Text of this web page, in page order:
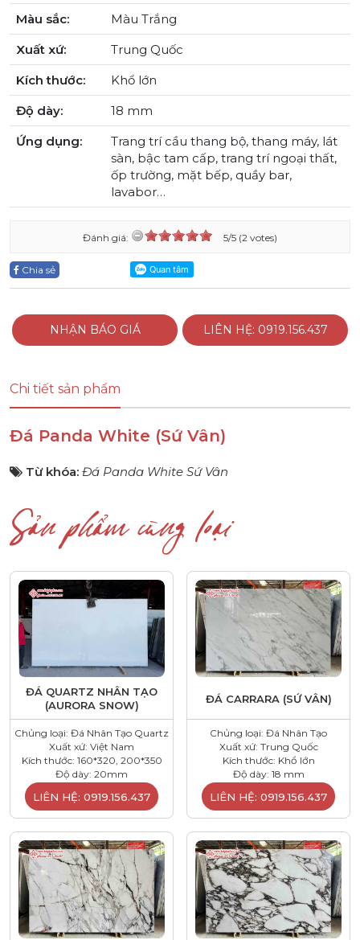
Màu sắc:
Màu Trắng
Xuất xứ:
Trung Quốc
Kích thước:
Khổ lớn
Độ dày:
18 mm
Ứng dụng:
Trang trí cầu thang bộ, thang máy, lát
sàn, bậc tam cấp, trang trí ngoại thất,
ốp trường, mặt bếp, quầy bar,
lavabor…
Đánh giá: 5/5 (2 votes)
Chia sẻ
NHẬN BÁO GIÁ LIÊN HỆ: 0919.156.437
Chi tiết sản phẩm
Đá Panda White (Sứ Vân)
Từ khóa: Đá Panda White Sứ Vân
Sản phẩm cùng loại
ĐÁ QUARTZ NHÂN TẠO
(AURORA SNOW)
Chủng loại: Đá Nhân Tạo Quartz
Xuất xứ: Việt Nam
Kích thước: 160*320, 200*350
Độ dày: 20mm
LIÊN HỆ: 0919.156.437
ĐÁ CARRARA (SỨ VÂN)
Chủng loại: Đá Nhân Tạo
Xuất xứ: Trung Quốc
Kích thước: Khổ lớn
Độ dày: 18 mm
LIÊN HỆ: 0919.156.437